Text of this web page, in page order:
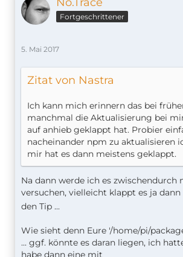
Fortgeschrittener
5. Mai 2017
Zitat von Nastra
Ich kann mich erinnern das bei
manchmal die Aktualisierung bei
auf anhieb geklappt hat. Probier
nacheinander npm zu aktualisieren
mir hat es dann meistens geklappt.
Na dann werde ich es zwischendurch
versuchen, vielleicht klappt es ja dann
den Tip ...
Wie sieht denn Eure '/home/pi/
... ggf. könnte es daran liegen, ich
habe dann eine mit